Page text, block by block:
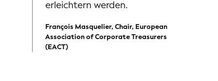
erleichtern werden.
François Masquelier, Chair, European
Association of Corporate Treasurers
(EACT)